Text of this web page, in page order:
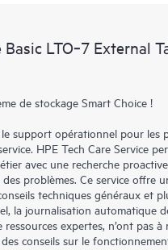
Basic LTO‑7 External
de stockage Smart Choice !
le support opérationnel pour les
HPE Tech Care Service
avec une recherche
problèmes. Ce service offre
techniques généraux et
la journalisation automatique
expertes, n’ont pas
conseils sur le